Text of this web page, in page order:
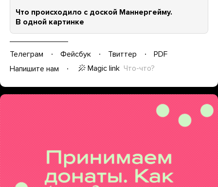
Что происходило с доской Маннергейму.
В одной картинке
Телеграм Фейсбук Твиттер
PDF
Напишите нам
Magic link Что-что?